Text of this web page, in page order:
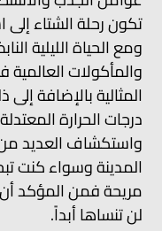
تكون رحلة الشتاء
ومع الحياة الليلية
والمأكولات
المثالية بالإضافة
درجات الحرارة
واستكشاف العديد من
المدينة وسواء كنت
مريحة فمن المؤكد
لن تنساها أبداً.